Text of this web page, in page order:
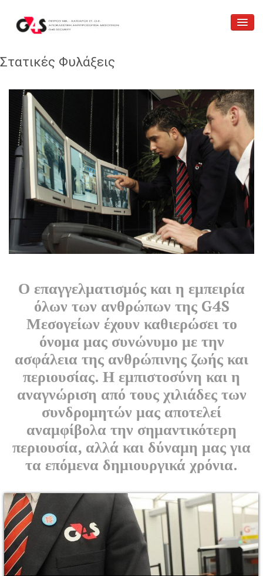
Αρχική
Ποιοί είμαστε
iTOS
Υπηρεσίες
Επικοινωνία
Κατάστημα
Στατικές Φυλάξεις
Ο επαγγελματισμός και η εμπειρία
όλων των ανθρώπων της G4S
Μεσογείων έχουν καθιερώσει το
όνομα μας συνώνυμο με την
ασφάλεια της ανθρώπινης ζωής και
περιουσίας. Η εμπιστοσύνη και η
αναγνώριση από τους χιλιάδες των
συνδρομητών μας αποτελεί
αναμφίβολα την σημαντικότερη
περιουσία, αλλά και δύναμη μας για
τα επόμενα δημιουργικά χρόνια.